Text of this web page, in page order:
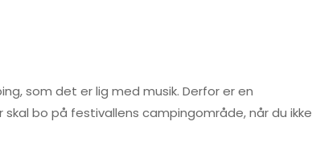
som det er lig med musik. Derfor er en
bo på festivallens campingområde, når du ikke